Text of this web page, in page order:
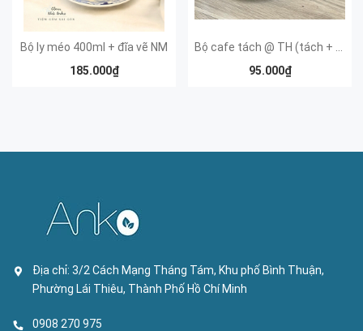
Bộ ly méo 400ml + đĩa vẽ NM
185.000₫
95.000₫
Địa chỉ: 3/2 Cách Mạng Tháng Tám, Khu phố Bình Thuận,
Phường Lái Thiêu, Thành Phố Hồ Chí Minh
0908 270 975